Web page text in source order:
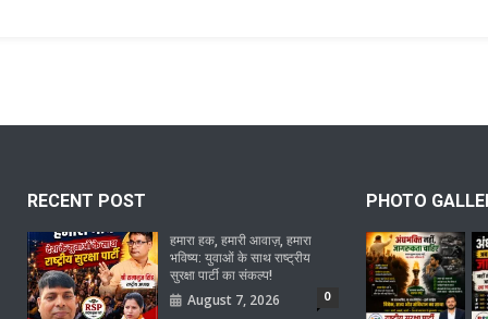
RECENT POST
हमारा हक, हमारी आवाज़, हमारा
भविष्य: युवाओं के साथ राष्ट्रीय
सुरक्षा पार्टी का संकल्प!
August 7, 2026 0
PHOTO